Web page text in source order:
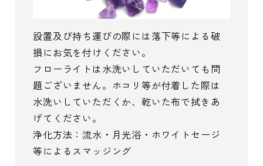
設置及び持ち運びの際には落下等による破
損にお気を付けください。
フローライトは水洗いしていただいても問
題ございません。ホコリ等が付着した際は
水洗いしていただくか、乾いた布で拭きあ
げてください。
浄化方法：流水・月光浴・ホワイトセージ
等によるスマッジング